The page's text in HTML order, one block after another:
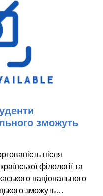
зможуть
після
філології та
національного
зможуть…